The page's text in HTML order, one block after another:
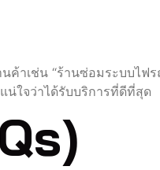
าเช่น “ร้านซ่อมระบบไฟ
น่ใจว่าได้รับบริการที่ดีที่สุด